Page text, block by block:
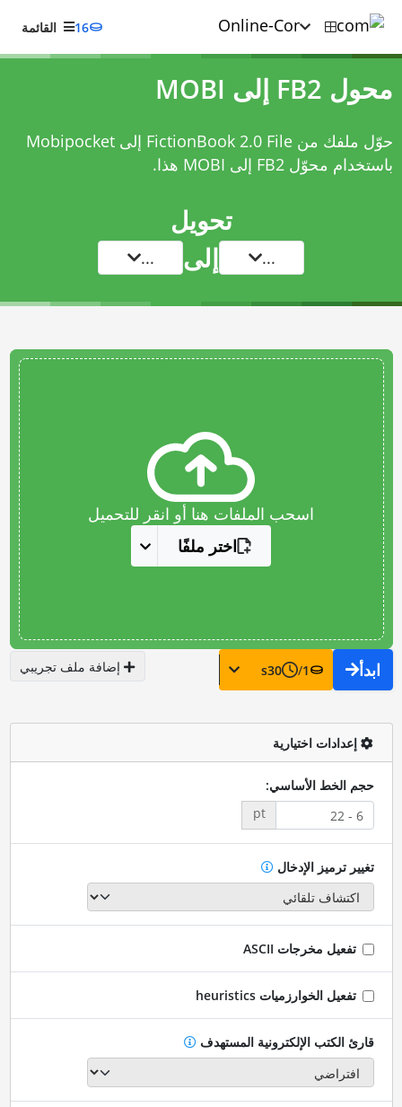
16 القائمة
محول FB2 إلى MOBI
حوّل ملفك من FictionBook 2.0 File إلى Mobipocket
باستخدام محوّل FB2 إلى MOBI هذا.
تحويل
... إلى ...
اسحب الملفات هنا أو انقر للتحميل
اختر ملفًا
ابدأ 1
/
30
s إضافة ملف تجريبي
إعدادات اختيارية
حجم الخط الأساسي:
pt
تغيير ترميز الإدخال
تفعيل مخرجات ASCII
تفعيل الخوارزميات heuristics
قارئ الكتب الإلكترونية المستهدف